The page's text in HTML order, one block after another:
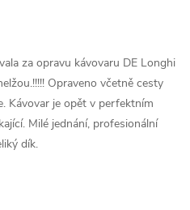
za opravu kávovaru DE Longhi
Opraveno včetně cesty
Kávovar je opět v perfektním
Milé jednání, profesionální
dík.